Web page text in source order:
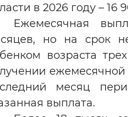
в 2026 году – 16
Ежемесячная
но на срок
возраста
месяц
выплата.